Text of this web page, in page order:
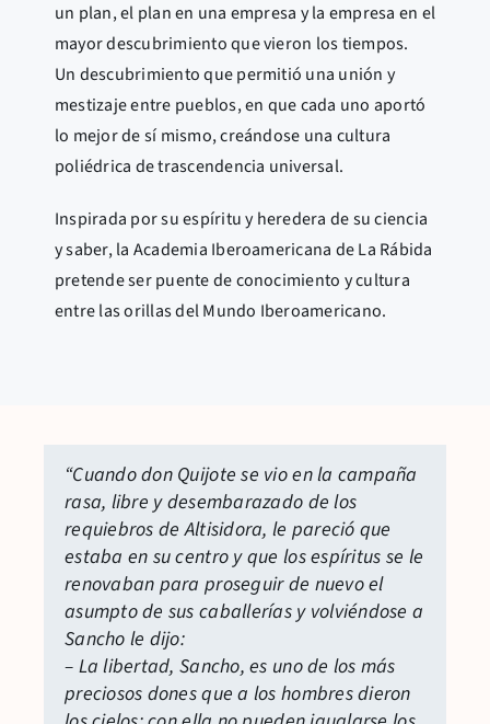
un plan, el plan en una empresa y la empresa en el
mayor descubrimiento que vieron los tiempos.
Un descubrimiento que permitió una unión y
mestizaje entre pueblos, en que cada uno aportó
lo mejor de sí mismo, creándose una cultura
poliédrica de trascendencia universal.
Inspirada por su espíritu y heredera de su ciencia
y saber, la Academia Iberoamericana de La Rábida
pretende ser puente de conocimiento y cultura
entre las orillas del Mundo Iberoamericano.
“Cuando don Quijote se vio en la campaña
rasa, libre y desembarazado de los
requiebros de Altisidora, le pareció que
estaba en su centro y que los espíritus se le
renovaban para proseguir de nuevo el
asumpto de sus caballerías y volviéndose a
Sancho le dijo:
– La libertad, Sancho, es uno de los más
preciosos dones que a los hombres dieron